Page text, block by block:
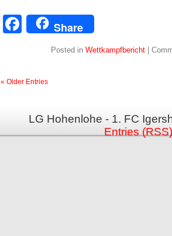
Facebook
Share
Posted in Wettkampfbericht|
« Older Entries
LG Hohenlohe - 1. FC
Entries (RSS)